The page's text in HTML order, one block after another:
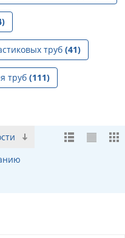
труб (41)
труб (111)